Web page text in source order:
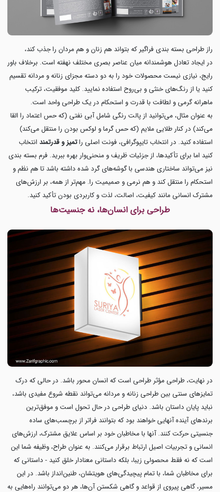
راز طراحی بسته بندی فراگیر که بتواند هم زنان و هم مردان را جذب کند،
در ایجاد تعادل هوشمندانه میان عناصر بصری مختلف نهفته است. برخلاف باور
رایج، نیازی نیست محصولات خود را به دو دسته مجزای زنانه و مردانه تقسیم
کنید یا از رنگ‌های خنثی و بی‌روح استفاده نمایید. کلید موفقیت، ترکیب
ماهرانه گرمی و لطافت با قدرت و استحکام در یک طراحی واحد است.
به عنوان مثال، می‌توانید از پالت رنگی شامل آبی نفتی (که حس اعتماد را القا
می‌کند) در کنار طلایی ملایم (که حس گرما و لوکس بودن را منتقل می‌کند)
استفاده کنید. در انتخاب تایپوگرافی، فونت اصلی راتمیز و قدرتمند انتخاب
کنید اما برای تأکیدها، از جزئیات ظریف و منحنی‌وار بهره ببرید. فرم بسته بندی
نیز می‌تواند ساختاری هندسی با گوشه‌های گرد شده داشته باشد تا هم نظم و
استحکام را منتقل کند و هم نرمی و صمیمیت را. مهم‌تر از همه، بر ارزش‌های
مشترک انسانی مانند کیفیت، اصالت، لذت و کاربردی بودن تأکید کنید.
طراحی برای انسان‌ها، نه جنسیت‌ها
در نهایت، طراحی مؤثر طراحی است که انسان محور باشد. در حالی که درک
تمایزهای سنتی بین طراحی زنانه و مردانه می‌تواند نقطه شروع مفیدی باشد،
نباید پایان داستان باشد. دنیای طراحی در حال تحول است و موفق‌ترین
برندهای آینده آنهایی خواهند بود که بتوانند فراتر از برچسب‌های ساده
جنسیتی حرکت کنند. آنها با مخاطبان خود بر اساس علایق مشترک، ارزش‌های
انسانی و تجربیات اصیل ارتباط برقرار می‌کنند. به عنوان طراح، وظیفه شما این
است که نه فقط محصولی زیبا، بلکه داستانی معنادار خلق کنید - داستانی که
برای مخاطبان شما، با تمام پیچیدگی‌های هویتشان، طنین‌انداز باشد. در این
مسیر، گاهی پیروی از قواعد و گاهی شکستن آن‌ها، هر دو می‌توانند راه‌هایی به